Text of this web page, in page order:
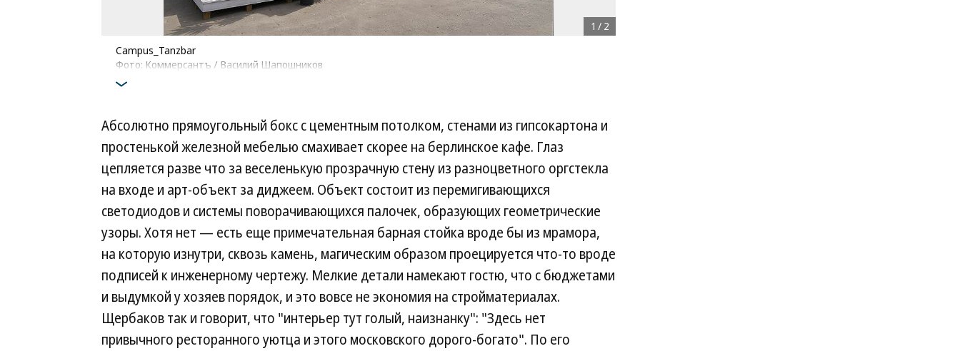
Campus_Tanzbar
Фото: Коммерсантъ / Василий Шапошников
1 / 2
Абсолютно прямоугольный бокс с цементным потолком, стенами из гипсокартона и
простенькой железной мебелью смахивает скорее на берлинское кафе. Глаз
цепляется разве что за веселенькую прозрачную стену из разноцветного оргстекла
на входе и арт-объект за диджеем. Объект состоит из перемигивающихся
светодиодов и системы поворачивающихся палочек, образующих геометрические
узоры. Хотя нет — есть еще примечательная барная стойка вроде бы из мрамора,
на которую изнутри, сквозь камень, магическим образом проецируется что-то вроде
подписей к инженерному чертежу. Мелкие детали намекают гостю, что с бюджетами
и выдумкой у хозяев порядок, и это вовсе не экономия на стройматериалах.
Щербаков так и говорит, что "интерьер тут голый, наизнанку": "Здесь нет
привычного ресторанного уютца и этого московского дорого-богато". По его